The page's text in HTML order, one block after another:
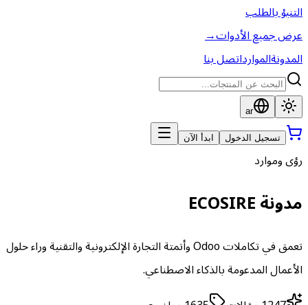
التنبؤ بالطلب
عرض جميع الأدوات→
المدونةالموارداتصل بنا
ar
تسجيل الدخول ابدأ الآن
رؤى وموارد
مدونة ECOSIRE
تعمق في تكاملات Odoo وأتمتة التجارة الإلكترونية والتقنية وراء حلول
الأعمال المدعومة بالذكاء الاصطناعي.